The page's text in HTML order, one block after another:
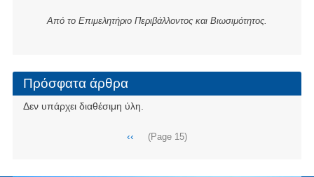
Από το Επιμελητήριο Περιβάλλοντος και Βιωσιμότητος.
Πρόσφατα άρθρα
Δεν υπάρχει διαθέσιμη ύλη.
Προηγούμενη
‹‹ (Page 15)